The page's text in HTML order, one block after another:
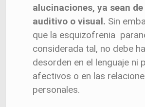
alucinaciones, ya sean
auditivo o visual. Sin
que la esquizofrenia
considerada tal, no debe
desorden en el lenguaje ni
afectivos o en las
personales.